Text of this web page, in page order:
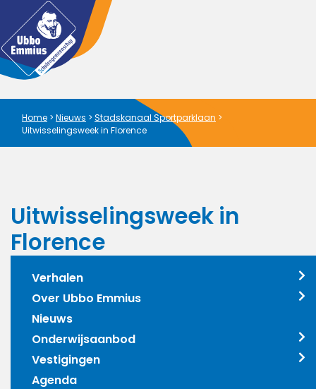
Home > Nieuws > Stadskanaal Sportparklaan >
Uitwisselingsweek in Florence
Uitwisselingsweek in
Florence
Verhalen
Over Ubbo Emmius
Nieuws
Onderwijsaanbod
Vestigingen
Agenda